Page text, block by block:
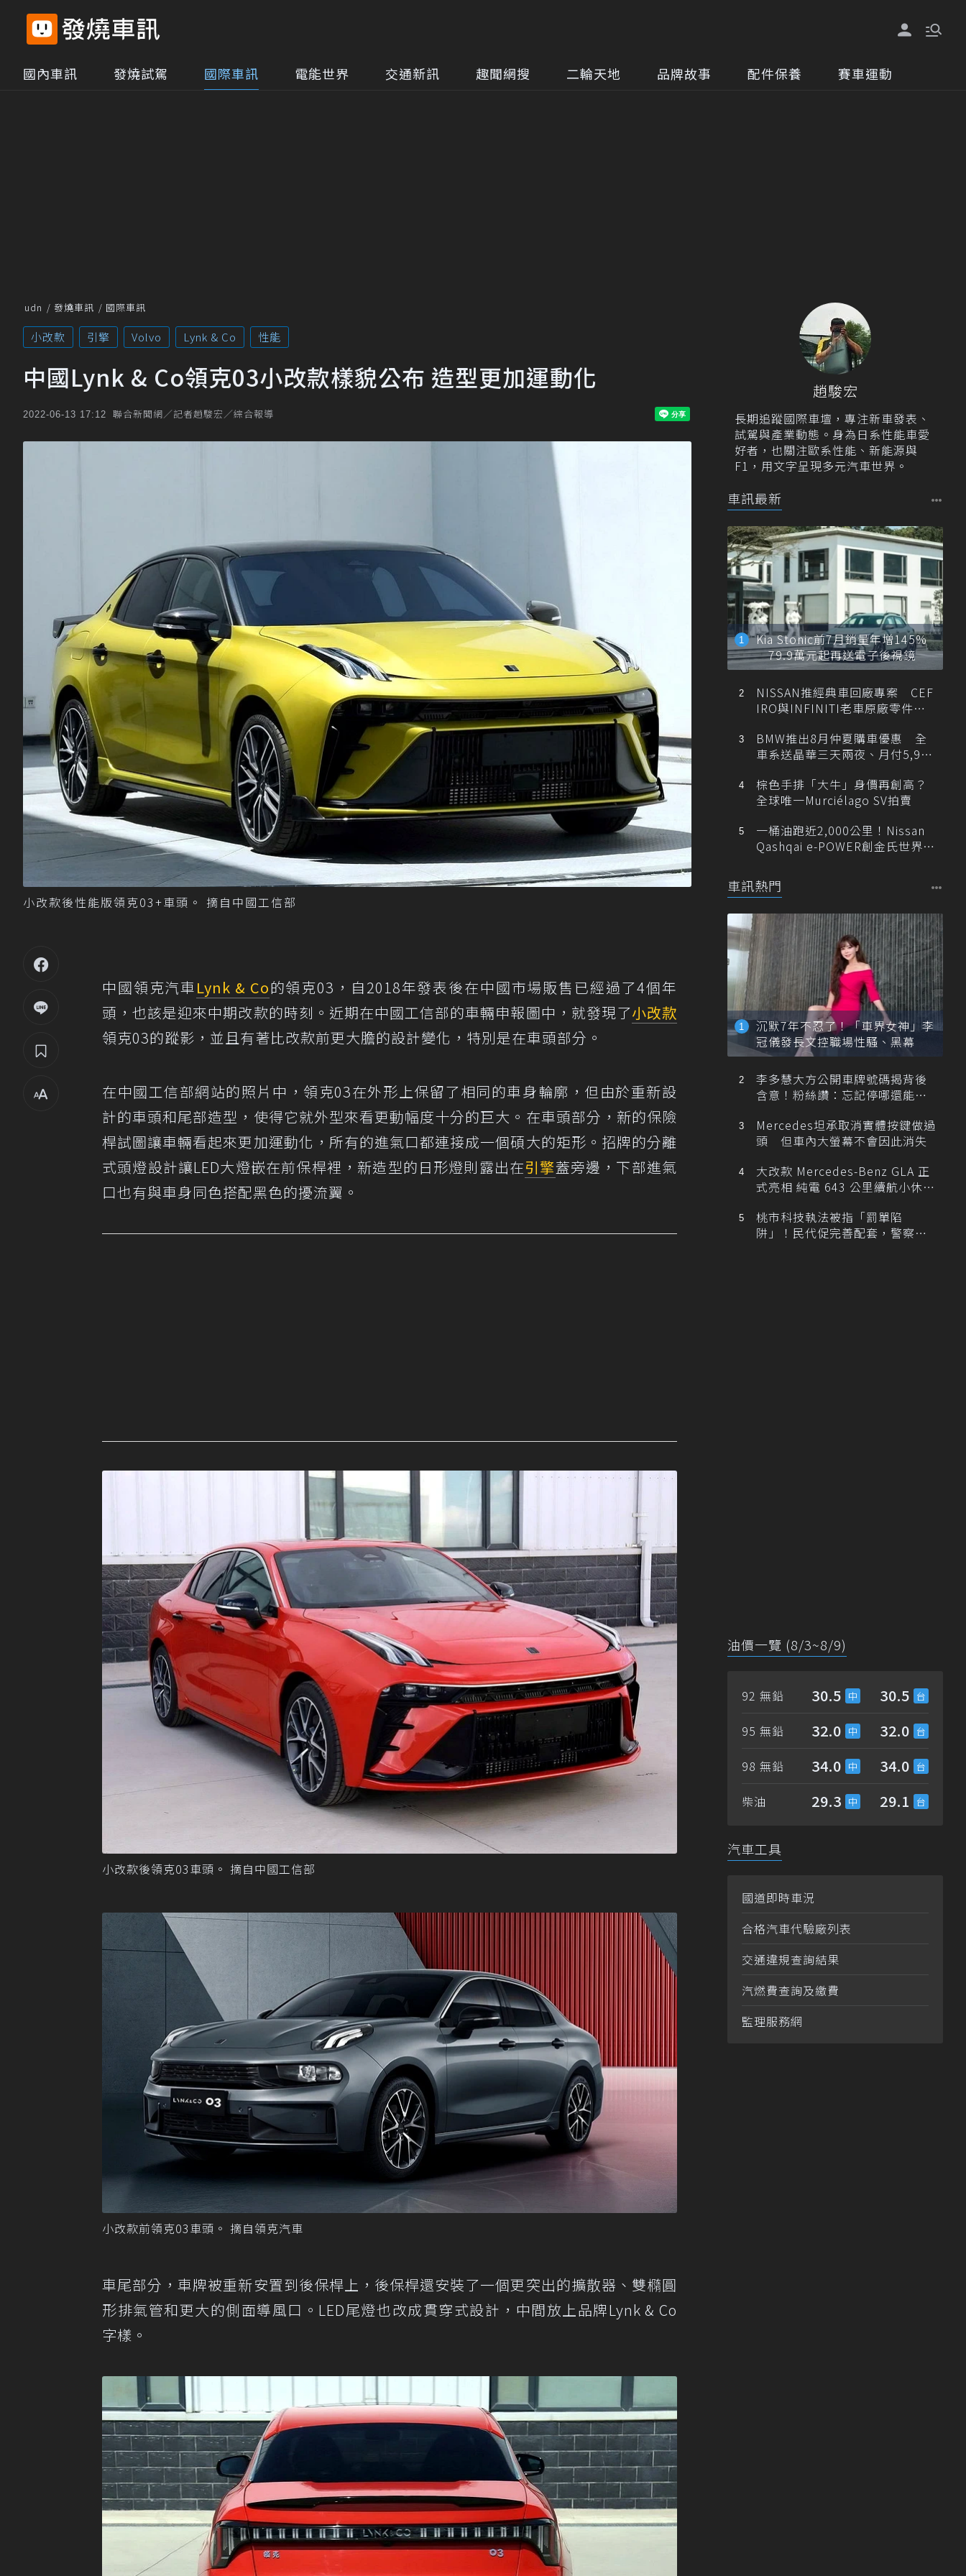
國內車訊 發燒試駕 國際車訊 電能世界 交通新訊 趣聞網搜 二輪天地 品牌故事 配件保養 賽車運動
udn 發燒車訊 國際車訊
小改款 引擎 Volvo Lynk & Co 性能
中國Lynk & Co領克03小改款樣貌公布 造型更加運動化
2022-06-13 17:12 聯合新聞網／記者趙駿宏／綜合報導
小改款後性能版領克03+車頭。 摘自中國工信部
中國領克汽車Lynk & Co的領克03，自2018年發表後在中國市場販售已經過了4個年
頭，也該是迎來中期改款的時刻。近期在中國工信部的車輛申報圖中，就發現了小改款
領克03的蹤影，並且有著比改款前更大膽的設計變化，特別是在車頭部分。
在中國工信部網站的照片中，領克03在外形上保留了相同的車身輪廓，但由於重新設
計的車頭和尾部造型，使得它就外型來看更動幅度十分的巨大。在車頭部分，新的保險
桿試圖讓車輛看起來更加運動化，所有的進氣口都連接成一個碩大的矩形。招牌的分離
式頭燈設計讓LED大燈嵌在前保桿裡，新造型的日形燈則露出在引擎蓋旁邊，下部進氣
口也有與車身同色搭配黑色的擾流翼。
小改款後領克03車頭。 摘自中國工信部
小改款前領克03車頭。 摘自領克汽車
車尾部分，車牌被重新安置到後保桿上，後保桿還安裝了一個更突出的擴散器、雙橢圓
形排氣管和更大的側面導風口。LED尾燈也改成貫穿式設計，中間放上品牌Lynk & Co
字樣。
趙駿宏
長期追蹤國際車壇，專注新車發表、
試駕與產業動態。身為日系性能車愛
好者，也關注歐系性能、新能源與
F1，用文字呈現多元汽車世界。
車訊最新
Kia Stonic前7月銷量年增145%
79.9萬元起再送電子後視鏡
NISSAN推經典車回廠專案 CEF
IRO與INFINITI老車原廠零件最
BMW推出8月仲夏購車優惠 全
車系送晶華三天兩夜、月付5,900
棕色手排「大牛」身價再創高？
全球唯一Murciélago SV拍賣
一桶油跑近2,000公里！Nissan
Qashqai e-POWER創金氏世界紀
車訊熱門
沉默7年不忍了！「車界女神」李
冠儀發長文控職場性騷、黑幕
李多慧大方公開車牌號碼揭背後
含意！粉絲讚：忘記停哪還能幫
Mercedes坦承取消實體按鍵做過
頭 但車內大螢幕不會因此消失
大改款 Mercedes-Benz GLA 正
式亮相 純電 643 公里續航小休
桃市科技執法被指「罰單陷
阱」！民代促完善配套，警察局
油價一覽 (8/3~8/9)
92 無鉛 30.5 30.5
95 無鉛 32.0 32.0
98 無鉛 34.0 34.0
柴油 29.3 29.1
汽車工具
國道即時車況
合格汽車代驗廠列表
交通違規查詢結果
汽燃費查詢及繳費
監理服務網